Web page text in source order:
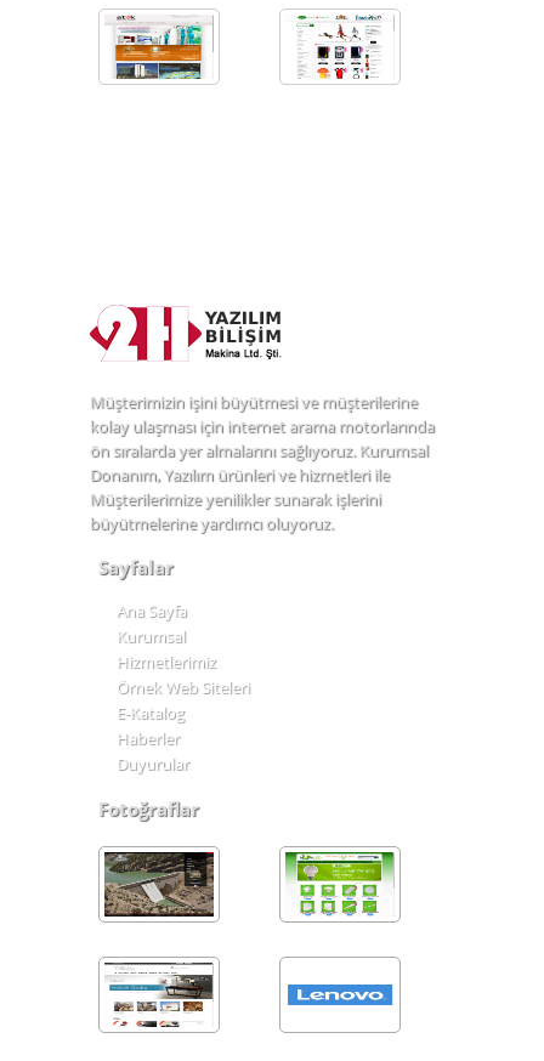
Müşterimizin işini büyütmesi ve müşterilerine
kolay ulaşması için internet arama motorlarında
ön sıralarda yer almalarını sağlıyoruz. Kurumsal
Donanım, Yazılım ürünleri ve hizmetleri ile
Müşterilerimize yenilikler sunarak işlerini
büyütmelerine yardımcı oluyoruz.
Sayfalar
Ana Sayfa
Kurumsal
Hizmetlerimiz
Örnek Web Siteleri
E-Katalog
Haberler
Duyurular
Fotoğraflar